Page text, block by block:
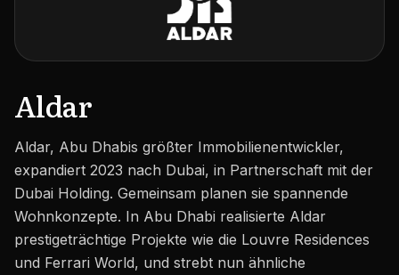
Blog
Karriere
Gebiete in den VAE
Bauträger in den VAE
Aldar
Aldar, Abu Dhabis größter Immobilienentwickler,
expandiert 2023 nach Dubai, in Partnerschaft mit der
Dubai Holding. Gemeinsam planen sie spannende
Wohnkonzepte. In Abu Dhabi realisierte Aldar
prestigeträchtige Projekte wie die Louvre Residences
und Ferrari World, und strebt nun ähnliche